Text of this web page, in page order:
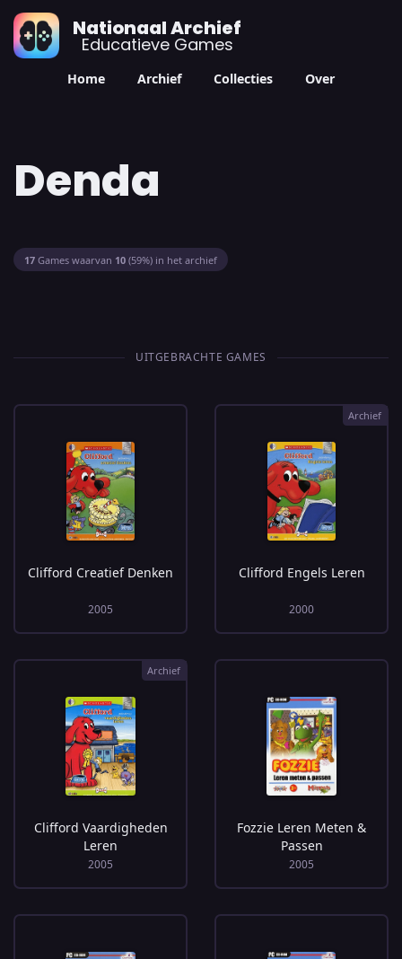
Nationaal Archief
Educatieve Games
Home Archief Collecties Over
Denda
17 Games waarvan 10 (59%) in het archief
UITGEBRACHTE GAMES
Clifford Creatief Denken
2005
Clifford Engels Leren
2000
Archief
Clifford Vaardigheden
Leren
2005
Archief
Fozzie Leren Meten &
Passen
2005